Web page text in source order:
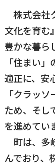
入
障
高
引
各種申
横瀬町
小児科
よこハグ
手続き
横瀬
TEL
開庁
（土
株式会社
文化を育む
豊かな暮ら
「住まい
適正に、安
「クラッ
ため、そし
を進めてい
町は、多
んでおり、